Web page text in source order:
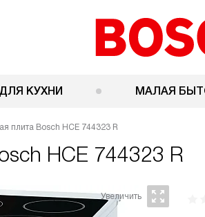
КУХНИ МАЛАЯ
плита Bosch HCE 744323 R
HCE 744323 R